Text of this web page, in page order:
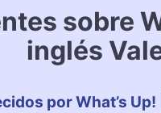
sobre
inglés
por What’s